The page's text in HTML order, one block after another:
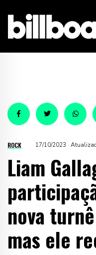
ROCK 17/10/2023 ·
Liam
nova
mas ele